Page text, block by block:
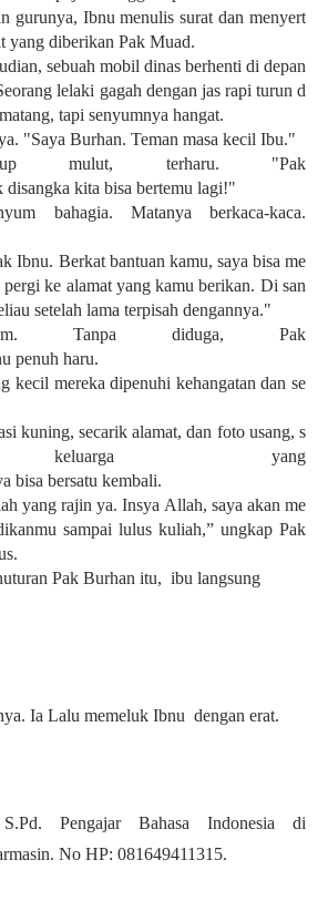
gurunya, Ibnu menulis surat danmenyert
yang diberikan Pak Muad.
, sebuah mobil dinas berhenti di depan
lelaki gagah dengan jas rapi turund
matang, tapi senyumnya hangat.
. "Saya Burhan. Teman masa kecil Ibu."
mulut, terharu. "Pak
disangka kita bisa bertemu lagi!"
bahagia. Matanya berkaca-kaca.
Ibnu. Berkat bantuan kamu, saya bisa me
pergi ke alamatyangkamu berikan. Disan
setelah lama terpisah dengannya."
. Tanpa diduga, Pak
penuh haru.
kecil mereka dipenuhi kehangatan dan se
kuning,secarik alamat,dan foto usang,s
keluarga yang
bisa bersatu kembali.
yang rajin ya. Insya Allah, saya akan me
sampai lulus kuliah,” ungkap Pak
.
Pak Burhan itu, ibu langsung
. Ia Lalu memeluk Ibnu dengan erat.
S.Pd. PengajarBahasa Indonesia di
No HP: 081649411315.